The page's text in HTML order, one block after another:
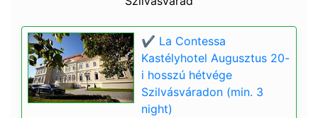
✔️ La Contessa
Kastélyhotel Augusztus 20-
i hosszú hétvége
Szilvásváradon (min. 3
night)